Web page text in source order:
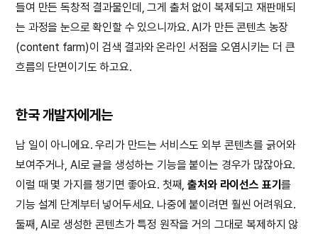
들여 만든 독창적 결과물인데, 그게 출처 없이 복제되고 재판매되
는 과정을 눈으로 확인할 수 있으니까요. AI가 만든 콘텐츠 농장
(content farm)이 검색 결과와 온라인 서점을 오염시키는 더 큰
흐름의 단면이기도 하고요.
한국 개발자에게는
남 일이 아니에요. 우리가 만드는 서비스도 외부 콘텐츠를 긁어와
보여주거나, AI로 글을 생성하는 기능을 붙이는 경우가 많잖아요.
이럴 때 몇 가지를 챙기면 좋아요. 첫째,출처와 라이선스 표기를
기능 설계 단계부터 넣어두세요. 나중에 붙이려면 훨씬 어려워요.
둘째, AI로 생성한 콘텐츠가 특정 원작을 거의 그대로 복제하지 않